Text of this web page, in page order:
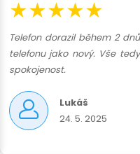
★★★★★
Telefon dorazil během 2
telefonu jako nový. Vše
spokojenost.
Lukáš
24. 5. 2025